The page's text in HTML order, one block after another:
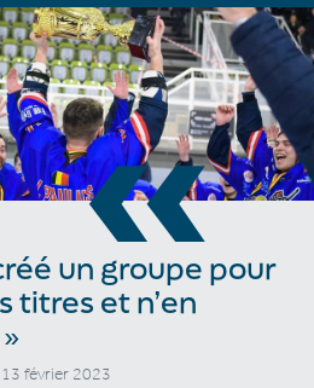
«
un groupe pour
titres et n’en
13 février 2023